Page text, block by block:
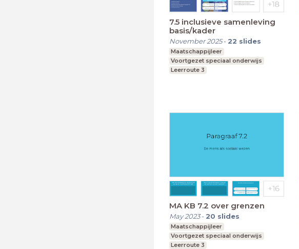
7.5 inclusieve samenleving
basis/kader
November 2025- 22 slides
Maatschappijleer
Voortgezet speciaal onderwijs
Leerroute 3
MA KB 7.2 over grenzen
May 2023- 20 slides
Maatschappijleer
Voortgezet speciaal onderwijs
Leerroute 3